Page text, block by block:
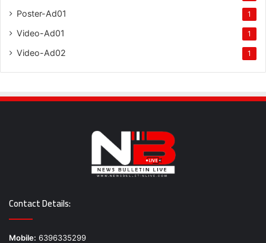
Poster-Ad01 1
Video-Ad01 1
Video-Ad02 1
Contact Details:
Mobile: 6396335299